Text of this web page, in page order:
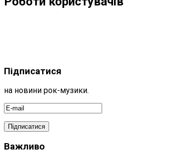
Підписатися
на новини рок-музики.
Важливо